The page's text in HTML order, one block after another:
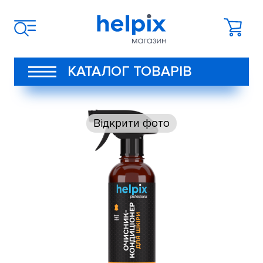
КАТАЛОГ ТОВАРІВ
Відкрити фото